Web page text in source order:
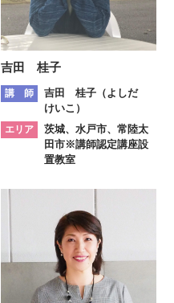
吉田 桂子
講 師
吉田 桂子（よしだ
けいこ）
エリア
茨城、水戸市、常陸太
田市※講師認定講座設
置教室